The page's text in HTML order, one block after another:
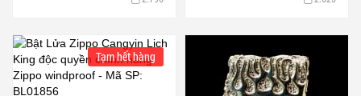
Tạm hết hàng